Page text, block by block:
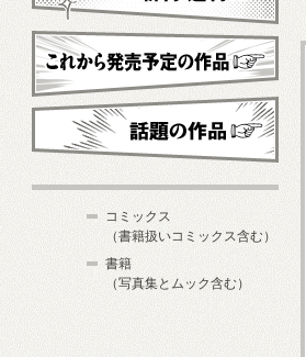
新刊・近刊
これから発売予定
コミックス
（書籍扱いコミックス含む）
書籍
（写真集とムック含む）